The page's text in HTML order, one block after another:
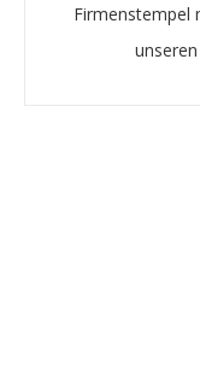
Firmenstempel